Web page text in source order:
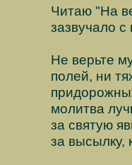
Читаю "На
зазвучало
Не верьте
полей, ни
молитва
за святую
за высылку,